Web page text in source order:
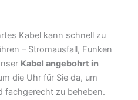
Kabel kann schnell zu
– Stromausfall, Funken
Kabel angebohrt in
die Uhr für Sie da, um
fachgerecht zu beheben.